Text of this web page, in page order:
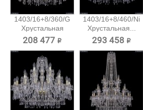
1403/16+8/360/G
Хрустальная
подвесная...
208 477 ₽
1403/16+8/460/Ni
Хрустальная...
293 458 ₽